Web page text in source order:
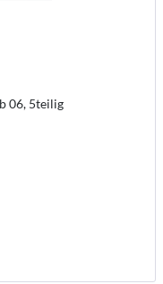
06, 5teilig